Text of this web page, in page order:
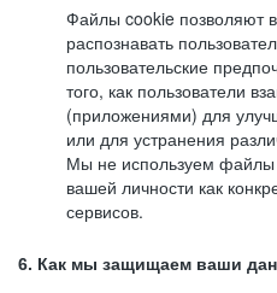
Файлы cookie позволяют
распознавать
пользовательские
того, как пользователи
(приложениями) для
или для устранения
Мы не используем файлы
вашей личности как
сервисов.
6. Как мы защищаем ваши